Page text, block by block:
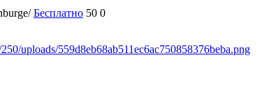
Бесплатно 50 0
uploads/559d8eb68ab511ec6ac750858376beba.png